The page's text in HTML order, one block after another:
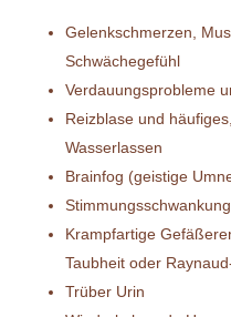
Gelenkschmerzen,
Schwächegefühl
Verdauungsprobleme
Reizblase und
Wasserlassen
Brainfog (geistige
Krampfartige
Taubheit oder
Trüber Urin